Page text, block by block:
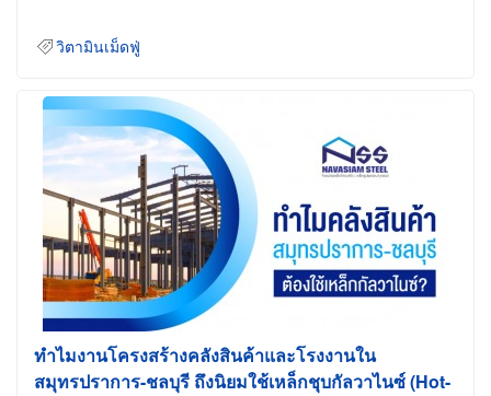
วิตามินเม็ดฟู่
ทำไมงานโครงสร้างคลังสินค้าและโรงงานใน
สมุทรปราการ-ชลบุรี ถึงนิยมใช้เหล็กชุบกัลวาไนซ์ (Hot-